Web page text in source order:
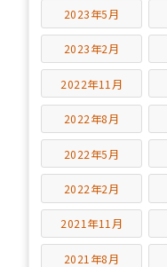
2023年5月
2023年2月
2022年11月
2022年8月
2022年5月
2022年2月
2021年11月
2021年8月